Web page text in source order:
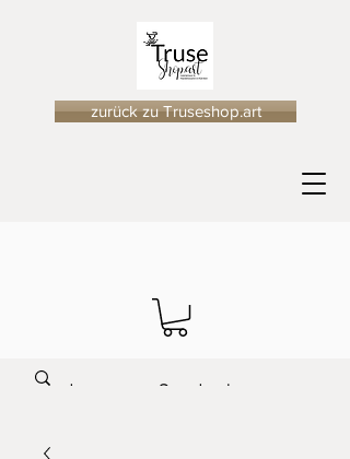
zurück zu Truseshop.art